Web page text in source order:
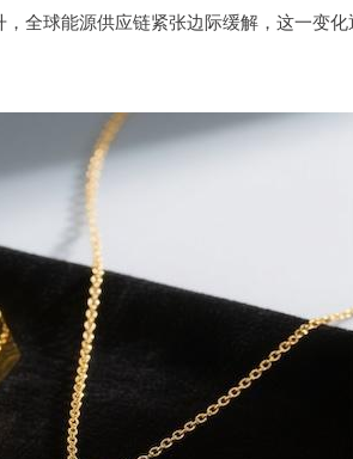
全球能源供应链紧张边际缓解，这一变化